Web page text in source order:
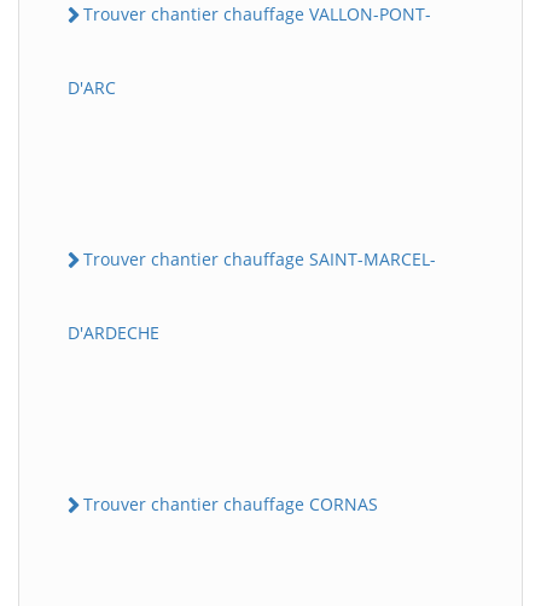
Trouver chantier chauffage VALLON-PONT-
D'ARC
Trouver chantier chauffage SAINT-MARCEL-
D'ARDECHE
Trouver chantier chauffage CORNAS